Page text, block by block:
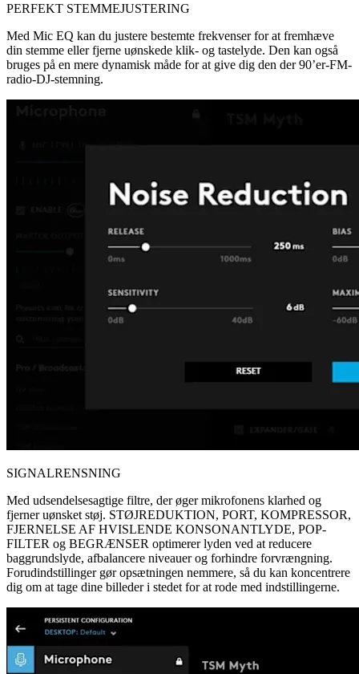
PERFEKT STEMMEJUSTERING
Med Mic EQ kan du justere bestemte frekvenser for at fremhæve
din stemme eller fjerne uønskede klik- og tastelyde. Den kan også
bruges på en mere dynamisk måde for at give dig den der 90’er-FM-
radio-DJ-stemning.
SIGNALRENSNING
Med udsendelsesagtige filtre, der øger mikrofonens klarhed og
fjerner uønsket støj. STØJREDUKTION, PORT, KOMPRESSOR,
FJERNELSE AF HVISLENDE KONSONANTLYDE, POP-
FILTER og BEGRÆNSER optimerer lyden ved at reducere
baggrundslyde, afbalancere niveauer og forhindre forvrængning.
Forudindstillinger gør opsætningen nemmere, så du kan koncentrere
dig om at tage dine billeder i stedet for at rode med indstillingerne.